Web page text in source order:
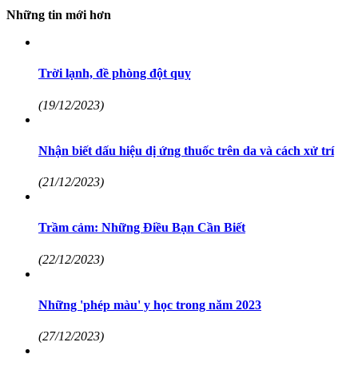
Những tin mới hơn
Trời lạnh, đề phòng đột quỵ
(19/12/2023)
Nhận biết dấu hiệu dị ứng thuốc trên da và cách xử trí
(21/12/2023)
Trầm cảm: Những Điều Bạn Cần Biết
(22/12/2023)
Những 'phép màu' y học trong năm 2023
(27/12/2023)